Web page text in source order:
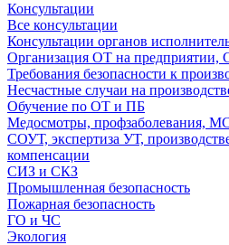
Консультации
Все консультации
Консультации органов
Организация ОТ на предприятии,
Требования безопасности к
Несчастные случаи на
Обучение по ОТ и ПБ
Медосмотры, профзаболевания,
СОУТ, экспертиза УТ,
компенсации
СИЗ и СКЗ
Промышленная безопасность
Пожарная безопасность
ГО и ЧС
Экология